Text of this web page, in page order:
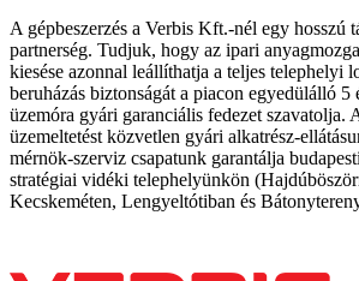
A gépbeszerzés a Verbis Kft.-nél egy hosszú
partnerség. Tudjuk, hogy az ipari
kiesése azonnal leállíthatja a teljes telephelyi
beruházás biztonságát a piacon egyedülálló
üzemóra gyári garanciális fedezet szavatolja.
üzemeltetést közvetlen gyári alkatrész-
mérnök-szerviz csapatunk garantálja
stratégiai vidéki telephelyünkön
Kecskeméten, Lengyeltótiban és